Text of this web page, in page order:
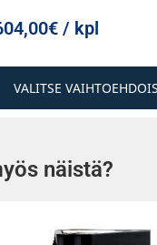
listoilla,
riippuen
/ kpl
VALITSE
näistä?